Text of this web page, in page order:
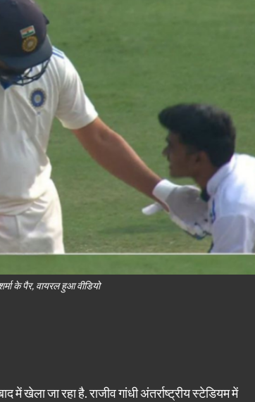
के पैर, वायरल हुआ वीडियो
खेला जा रहा है. राजीव गांधी अंतर्राष्ट्रीय स्टेडियम में